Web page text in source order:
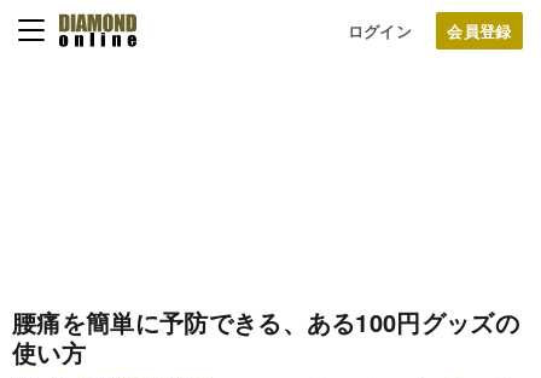
ログイン
腰痛を簡単に予防できる、ある100円グッズの
使い方